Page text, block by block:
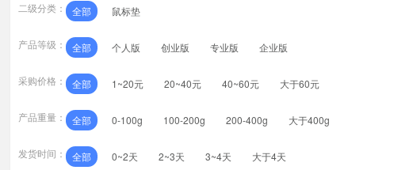
二级分类： 全部 鼠标垫
产品等级： 全部 个人版 创业版 专业版 企业版
采购价格： 全部 1~20元 20~40元 40~60元 大于60元
产品重量： 全部 0-100g 100-200g 200-400g 大于400g
发货时间： 全部 0~2天 2~3天 3~4天 大于4天